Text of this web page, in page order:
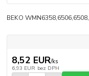
BEKO WMN6358,6506,6508,
8,52 EUR/ks
6,93 EUR bez DPH